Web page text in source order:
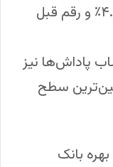
به ۵.۰٪ رسید که بالاتر از پیش‌بینی ۴.۹٪ و رقم قبل
پاداش‌ها نیز
پایین‌ترین سطح
بانک